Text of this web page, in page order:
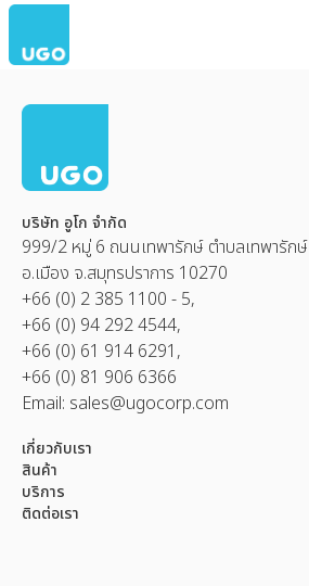
บริษัท อูโก จำกัด
999/2 หมู่ 6 ถนนเทพารักษ์ ตำบลเทพารักษ์
อ.เมือง จ.สมุทรปราการ 10270
+66 (0) 2 385 1100 - 5,
+66 (0) 94 292 4544,
+66 (0) 61 914 6291,
+66 (0) 81 906 6366
Email: sales@ugocorp.com
เกี่ยวกับเรา
สินค้า
บริการ
ติดต่อเรา